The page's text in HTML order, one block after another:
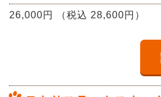
26,000円 （税込 28,600円）